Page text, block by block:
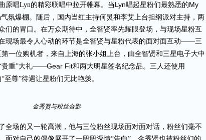
原唱Lyn的精彩联唱中拉开帷幕。当 Lyn唱起星粉们最熟悉的My
氛爆棚。随后，国内当红主持何炅和李艾上台担纲派对主持，两
们的胃口。在万众期待中，全智贤率先耀眼登场，与现场星粉互
现场最令人心动的环节是全智贤与星粉代表的面对面互动——三
一位购机者，来自上海的张小姐上台，由全智贤和三星电子大中
重”大礼——Gear Fit和两大明星签名纪念品。三人还使用
至尊”待遇让星粉们无比艳羡。
金秀贤与粉丝合影
全场的又一轮高潮，他与三位粉丝现场面对面对话，粉丝们毫不